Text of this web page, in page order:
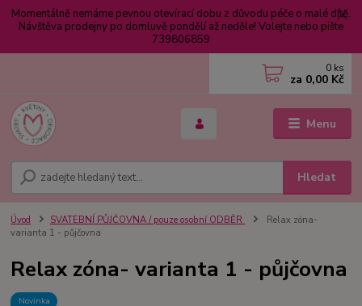
Momentálně nemáme pevnou otevírací dobu z důvodu péče o malé dítě.
Návštěva prodejny po domluvě pondělí až neděle! Volejte nebo pište
739806859
Menu
Hledat
0 ks
za 0,00 Kč
Úvod SVATEBNÍ PŮJČOVNA / pouze osobní ODBĚR
Relax zóna-
varianta 1 - půjčovna
Relax zóna- varianta 1 - půjčovna
Novinka